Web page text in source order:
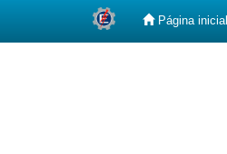
Página inicial